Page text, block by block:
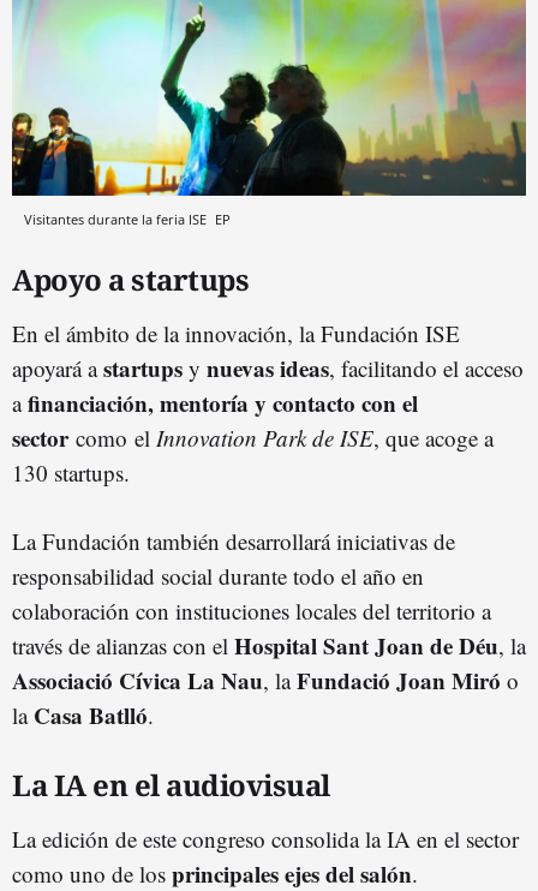
Visitantes durante la feria ISE EP
Apoyo a startups
En el ámbito de la innovación, la Fundación ISE
apoyará astartups y nuevas ideas, facilitando el acceso
afinanciación, mentoría y contacto con el
sector como el Innovation Park de ISE, que acoge a
130 startups.
La Fundación también desarrollará iniciativas de
responsabilidad social durante todo el año en
colaboración con instituciones locales del territorio a
través de alianzas con el Hospital Sant Joan de Déu, la
Associació Cívica La Nau, laFundació Joan Miró o
la Casa Batlló.
La IA en el audiovisual
La edición de este congreso consolida la IA en el sector
como uno de los principales ejes del salón.